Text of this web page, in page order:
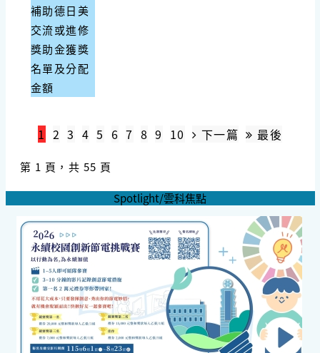
補助德日美
交流或進修
獎助金獲獎
名單及分配
金額
1 2 3 4 5 6 7 8 9 10 下一篇 最後
第 1 頁，共 55 頁
Spotlight/雲科焦點